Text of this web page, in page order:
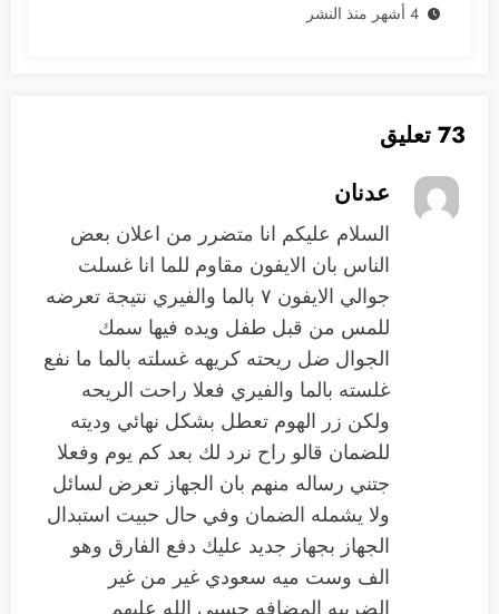
4 أشهر منذ النشر
73 تعليق
عدنان
السلام عليكم انا متضرر من اعلان بعض
الناس بان الايفون مقاوم للما انا غسلت
جوالي الايفون ٧ بالما والفيري نتيجة تعرضه
للمس من قبل طفل ويده فيها سمك
الجوال ضل ريحته كريهه غسلته بالما ما نفع
غلسته بالما والفيري فعلا راحت الريحه
ولكن زر الهوم تعطل بشكل نهائي وديته
للضمان قالو راح نرد لك بعد كم يوم وفعلا
جتني رساله منهم بان الجهاز تعرض لسائل
ولا يشمله الضمان وفي حال حبيت استبدال
الجهاز بجهاز جديد عليك دفع الفارق وهو
الف وست ميه سعودي غير من غير